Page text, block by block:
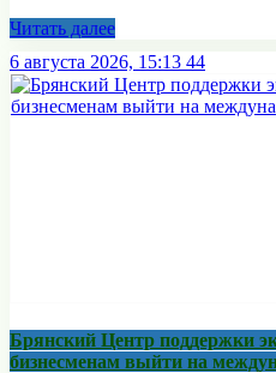
Читать далее
6 августа 2026, 15:13 44
Брянский Центр поддержки
бизнесменам выйти на